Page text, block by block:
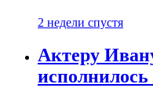
2 недели спустя
Актеру
исполнилось